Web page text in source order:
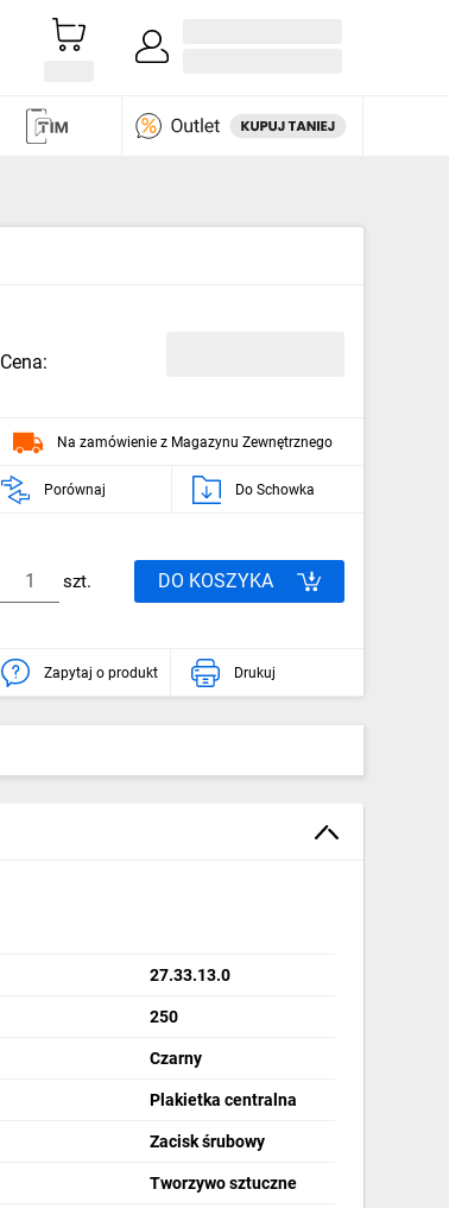
Cena:
Na zamówienie z Magazynu Zewnętrznego
Porównaj Do Schowka
szt. DO KOSZYKA
Zapytaj o produkt Drukuj
27.33.13.0
250
Czarny
Plakietka centralna
Zacisk śrubowy
Tworzywo sztuczne